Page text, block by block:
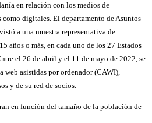
en relación con los medios de
digitales. El departamento de Asuntos
a una muestra representativa de
años o más, en cada uno de los 27 Estados
el 26 de abril y el 11 de mayo de 2022, se
web asistidas por ordenador (CAWI),
y de su red de socios.
en función del tamaño de la población de